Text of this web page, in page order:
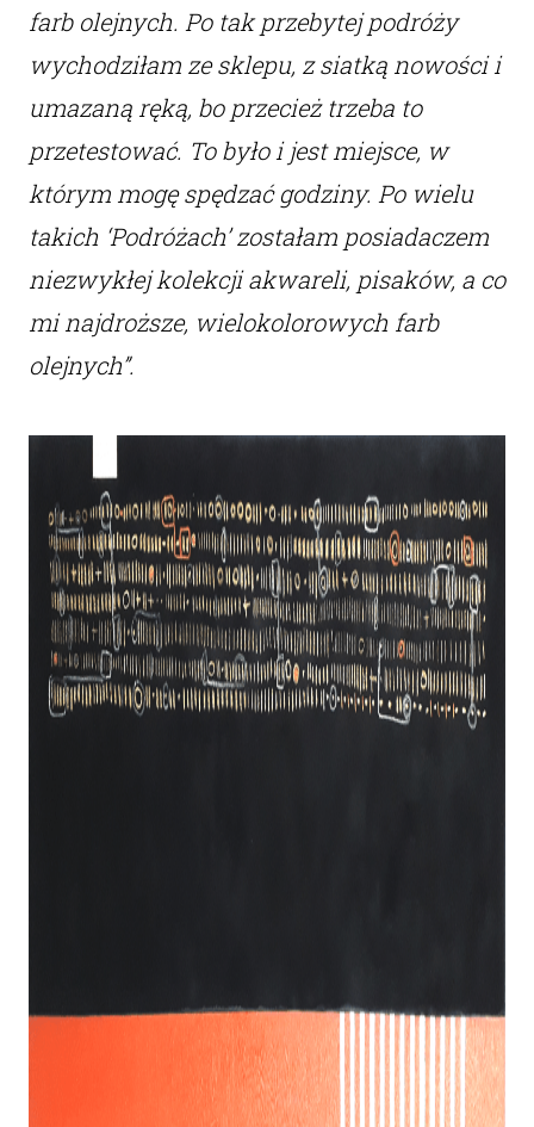
farb olejnych. Po tak przebytej podróży
wychodziłam ze sklepu, z siatką nowości i
umazaną ręką, bo przecież trzeba to
przetestować. To było i jest miejsce, w
którym mogę spędzać godziny. Po wielu
takich ‘Podróżach’ zostałam posiadaczem
niezwykłej kolekcji akwareli, pisaków, a co
mi najdroższe, wielokolorowych farb
olejnych”.